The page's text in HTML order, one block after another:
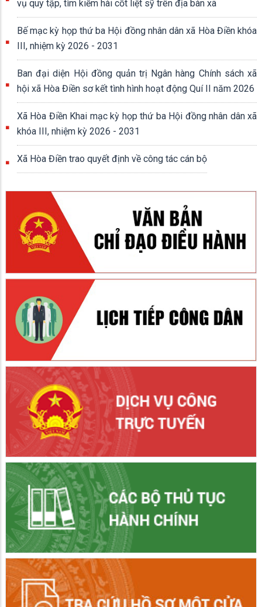
vụ quy tập, tìm kiếm hài cốt liệt sỹ trên địa bàn xã
Bế mạc kỳ họp thứ ba Hội đồng nhân dân xã Hòa Điền khóa
III, nhiệm kỳ 2026 - 2031
Ban đại diện Hội đồng quản trị Ngân hàng Chính sách xã
hội xã Hòa Điền sơ kết tình hình hoạt động Quí II năm 2026
Xã Hòa Điền Khai mạc kỳ họp thứ ba Hội đồng nhân dân xã
khóa III, nhiệm kỳ 2026 - 2031
Xã Hòa Điền trao quyết định về công tác cán bộ